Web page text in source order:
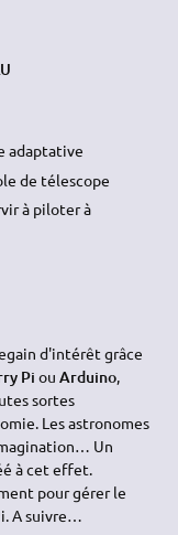
adaptative
de télescope
à piloter à
d'intérêt grâce
Pi ouArduino,
sortes
Les astronomes
Un
à cet effet.
pour gérer le
A suivre…